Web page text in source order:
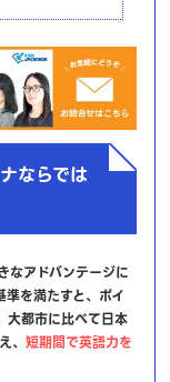
ならでは
なアドバンテージに
を満たすと、ポイ
大都市に比べて日本
、短期間で英語力を